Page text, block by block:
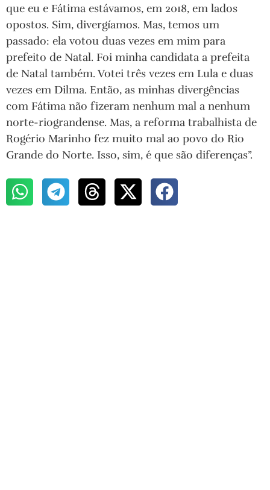
que eu e Fátima estávamos, em 2018, em lados
opostos. Sim, divergíamos. Mas, temos um
passado: ela votou duas vezes em mim para
prefeito de Natal. Foi minha candidata a prefeita
de Natal também. Votei três vezes em Lula e duas
vezes em Dilma. Então, as minhas divergências
com Fátima não fizeram nenhum mal a nenhum
norte-riograndense. Mas, a reforma trabalhista de
Rogério Marinho fez muito mal ao povo do Rio
Grande do Norte. Isso, sim, é que são diferenças”.